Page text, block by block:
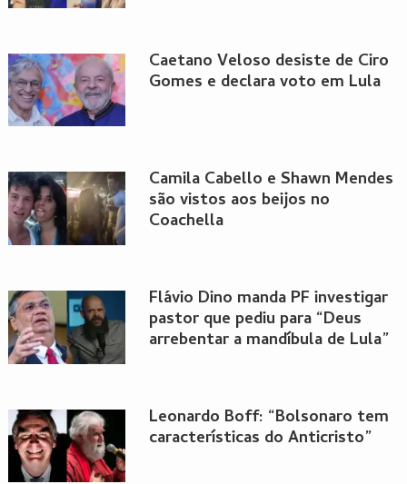
Caetano Veloso desiste de Ciro
Gomes e declara voto em Lula
Camila Cabello e Shawn Mendes
são vistos aos beijos no
Coachella
Flávio Dino manda PF investigar
pastor que pediu para “Deus
arrebentar a mandíbula de Lula”
Leonardo Boff: “Bolsonaro tem
características do Anticristo”